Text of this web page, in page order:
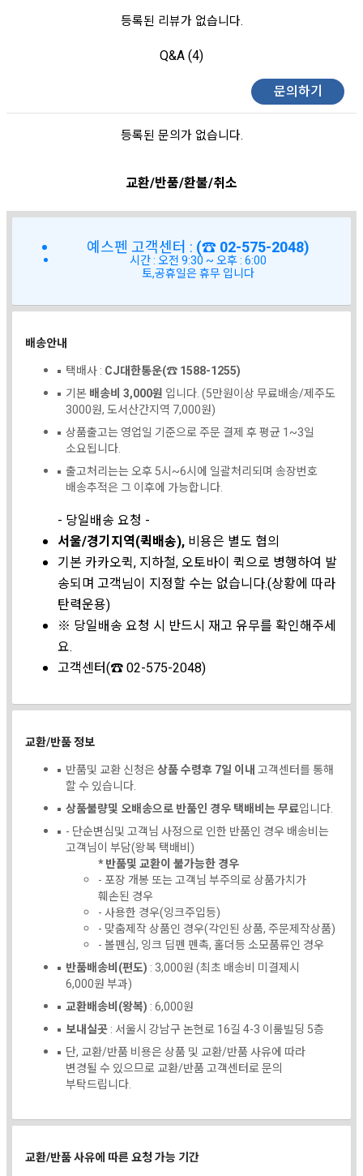
등록된 리뷰가 없습니다.
Q&A (4)
문의하기
등록된 문의가 없습니다.
교환/반품/환불/취소
예스펜 고객센터 : (☎ 02-575-2048)
시간 : 오전 9:30 ~ 오후 : 6:00
토,공휴일은 휴무 입니다
배송안내
택배사 : CJ대한통운(☎ 1588-1255)
기본 배송비 3,000원 입니다. (5만원이상 무료배송/제주도
3000원, 도서산간지역 7,000원)
상품출고는 영업일 기준으로 주문 결제 후 평균 1~3일
소요됩니다.
출고처리는는 오후 5시~6시에 일괄처리되며 송장번호
배송추적은 그 이후에 가능합니다.
- 당일배송 요청 -
서울/경기지역(퀵배송), 비용은 별도 협의
기본 카카오퀵, 지하철, 오토바이 퀵으로 병행하여 발
송되며 고객님이 지정할 수는 없습니다.(상황에 따라
탄력운용)
※ 당일배송 요청 시 반드시 재고 유무를 확인해주세
요.
고객센터(☎ 02-575-2048)
교환/반품 정보
반품및 교환 신청은상품 수령후 7일 이내고객센터를 통해
할 수 있습니다.
상품불량및 오배송으로 반품인 경우 택배비는 무료입니다.
- 단순변심및 고객님 사정으로 인한 반품인 경우 배송비는
고객님이 부담(왕복 택배비)
* 반품및 교환이 불가능한 경우
- 포장 개봉 또는 고객님 부주의로 상품가치가
훼손된 경우
- 사용한 경우(잉크주입등)
- 맞춤제작 상품인 경우(각인된 상품, 주문제작상품)
- 볼펜심, 잉크 딥펜 펜촉, 홀더등 소모품류인 경우
반품배송비(편도) : 3,000원 (최초 배송비 미결제시
6,000원 부과)
교환배송비(왕복) : 6,000원
보내실곳: 서울시 강남구 논현로 16길 4-3 이룸빌딩 5층
단, 교환/반품 비용은 상품 및 교환/반품 사유에 따라
변경될 수 있으므로 교환/반품 고객센터로 문의
부탁드립니다.
교환/반품 사유에 따른 요청 가능 기간